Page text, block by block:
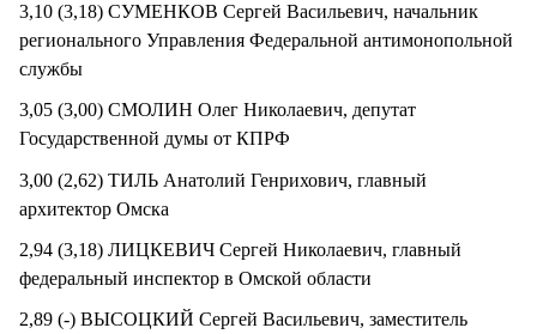
3,10 (3,18) СУМЕНКОВ Сергей Васильевич, начальник
регионального Управления Федеральной антимонопольной
службы
3,05 (3,00) СМОЛИН Олег Николаевич, депутат
Государственной думы от КПРФ
3,00 (2,62) ТИЛЬ Анатолий Генрихович, главный
архитектор Омска
2,94 (3,18) ЛИЦКЕВИЧ Сергей Николаевич, главный
федеральный инспектор в Омской области
2,89 (-) ВЫСОЦКИЙ Сергей Васильевич, заместитель